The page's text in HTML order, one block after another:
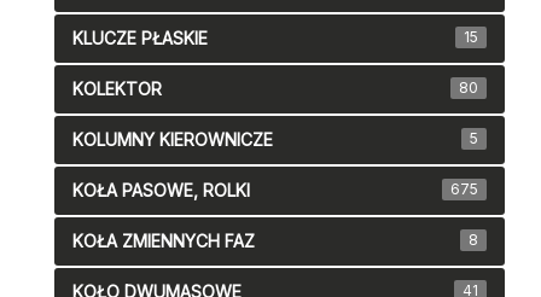
KLUCZE PŁASKIE 15
KOLEKTOR 80
KOLUMNY KIEROWNICZE 5
KOŁA PASOWE, ROLKI 675
KOŁA ZMIENNYCH FAZ 8
KOŁO DWUMASOWE 41